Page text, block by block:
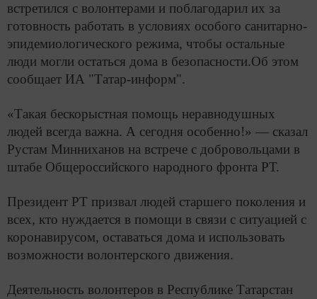
встретился с волонтерами и поблагодарил их за
готовность работать в условиях особого санитарно-
эпидемиологического режима, чтобы остальные
люди могли остаться дома в безопасности.Об этом
сообщает ИА "Татар-информ".
«Такая бескорыстная помощь неравнодушных
людей всегда важна. А сегодня особенно!» — сказал
Рустам Минниханов на встрече с добровольцами в
штабе Общероссийского народного фронта РТ.
Президент РТ призвал людей старшего поколения и
всех, кто нуждается в помощи в связи с ситуацией с
коронавирусом, оставаться дома и использовать
возможности волонтерского движения.
Деятельность волонтеров в Республике Татарстан